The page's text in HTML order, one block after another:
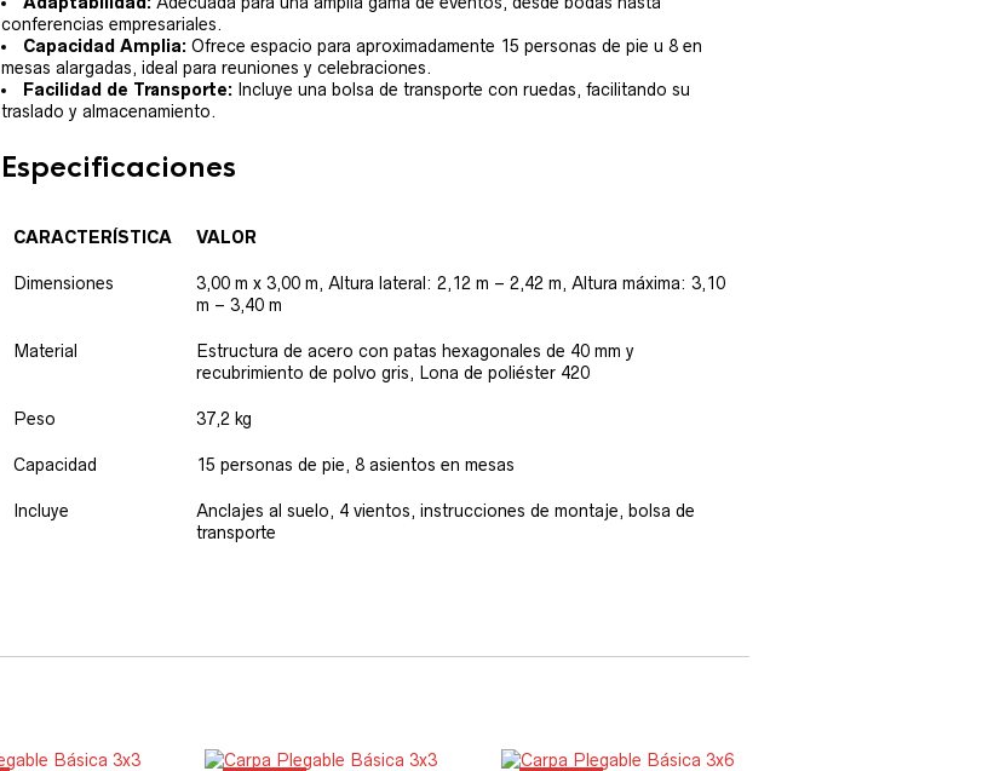
conferencias empresariales.
Capacidad Amplia: Ofrece espacio para aproximadamente 15 personas de pie u 8 en
mesas alargadas, ideal para reuniones y celebraciones.
Facilidad de Transporte: Incluye una bolsa de transporte con ruedas, facilitando su
traslado y almacenamiento.
Especificaciones
CARACTERÍSTICA VALOR
Dimensiones
3,00 m x 3,00 m, Altura lateral: 2,12 m – 2,42 m, Altura máxima: 3,10
m – 3,40 m
Material
Estructura de acero con patas hexagonales de 40 mm y
recubrimiento de polvo gris, Lona de poliéster 420
Peso 37,2 kg
Capacidad 15 personas de pie, 8 asientos en mesas
Incluye
Anclajes al suelo, 4 vientos, instrucciones de montaje, bolsa de
transporte